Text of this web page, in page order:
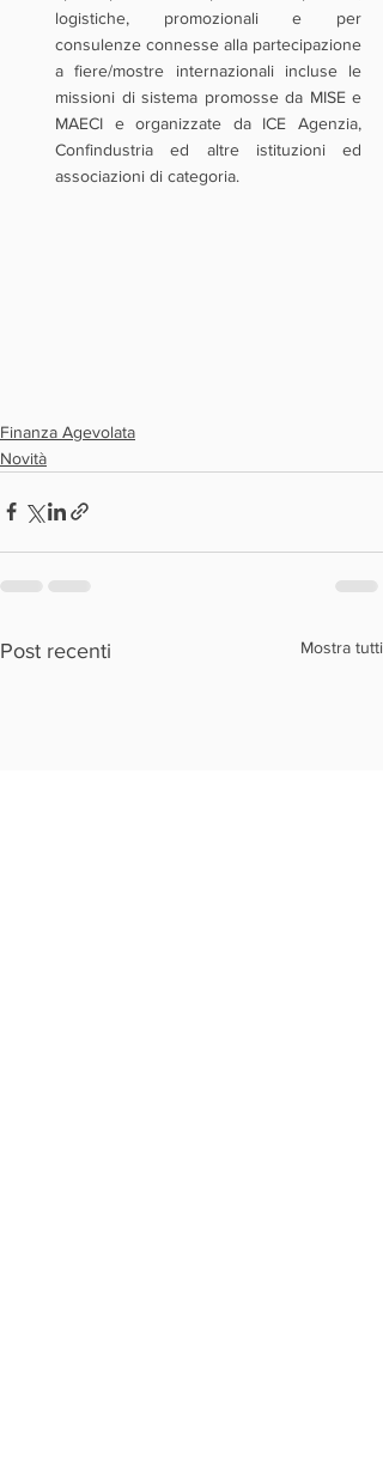
logistiche, promozionali e per
consulenze connesse alla partecipazione
a fiere/mostre internazionali incluse le
missioni di sistema promosse da MISE e
MAECI e organizzate da ICE Agenzia,
Confindustria ed altre istituzioni ed
associazioni di categoria.
Finanza Agevolata
Novità
Post recenti Mostra tutti